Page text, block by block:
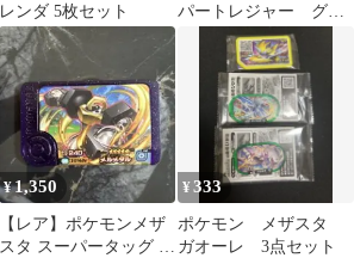
レンダ 5枚セット
パートレジャー グレ
ンアルマ
¥1,350
【レア】ポケモンメザ
スタ スーパータッグ メ
¥333
ポケモン メザスタ
ガオーレ 3点セット